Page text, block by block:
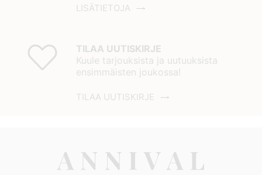
LISÄTIETOJA
TILAA UUTISKIRJE
Kuule tarjouksista ja uutuuksista
ensimmäisten joukossa!
TILAA UUTISKIRJE